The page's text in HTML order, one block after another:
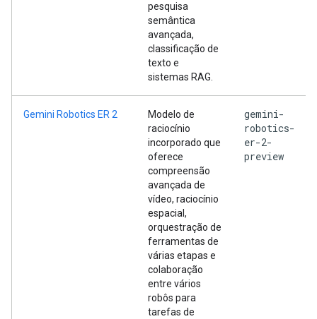
pesquisa
semântica
avançada,
classificação de
texto e
sistemas RAG.
Gemini Robotics ER 2
Modelo de
raciocínio
incorporado que
oferece
compreensão
avançada de
vídeo, raciocínio
espacial,
orquestração de
ferramentas de
várias etapas e
colaboração
entre vários
robôs para
tarefas de
gemini-
robotics-
er-2-
preview